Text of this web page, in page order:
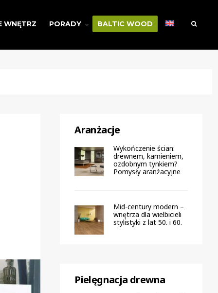
WNĘTRZ PORADY BALTIC WOOD
Aranżacje
Wykończenie ścian:
drewnem, kamieniem,
ozdobnym tynkiem?
Pomysły aranżacyjne
Mid-century modern –
wnętrza dla wielbicieli
stylistyki z lat 50. i 60.
Pielęgnacja drewna